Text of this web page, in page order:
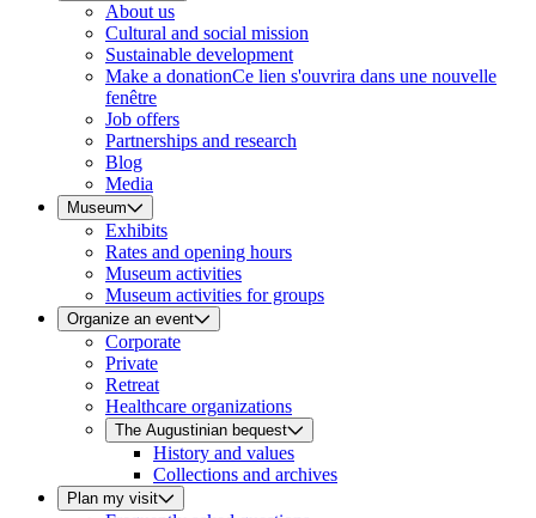
About us
Cultural and social mission
Sustainable development
Make a donationCe lien s'ouvrira dans une nouvelle
fenêtre
Job offers
Partnerships and research
Blog
Media
Museum
Exhibits
Rates and opening hours
Museum activities
Museum activities for groups
Organize an event
Corporate
Private
Retreat
Healthcare organizations
The Augustinian bequest
History and values
Collections and archives
Plan my visit